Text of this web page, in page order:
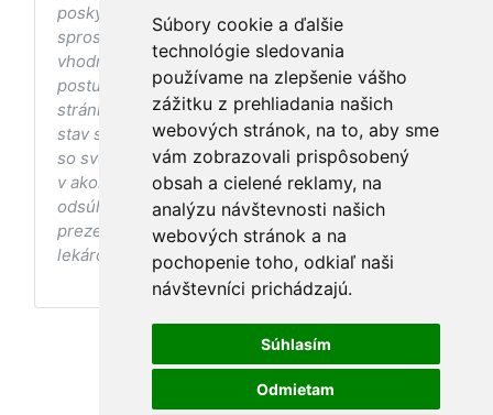
Súbory cookie a ďalšie
technológie sledovania
používame na zlepšenie vášho
zážitku z prehliadania našich
webových stránok, na to, aby sme
vám zobrazovali prispôsobený
obsah a cielené reklamy, na
analýzu návštevnosti našich
webových stránok a na
pochopenie toho, odkiaľ naši
návštevníci prichádzajú.
Súhlasím
Odmietam
poskytovaniu zdravotnej starostlivosti, ani k jej
sprostredkovaniu, ani k jej nahrádzaniu. O
vhodných postupoch v oblasti zdravia, vhodnosti
postupov a odporúčaní prezentovaných na
stránke s ohľadom na Váš zdravotný
stav sa pred ich aplikáciou vždy vopred poraďte
so svojím ošetrujúcim lekárom, a to najmä ak ste
v akomkoľvek štádiu tehotenstva. Bez
odsúhlasenia postupov a odporúčaní
prezentovaných na stránke Vaším ošetrujúcim
lekárom tieto postupy a odporúčania neaplikujte.